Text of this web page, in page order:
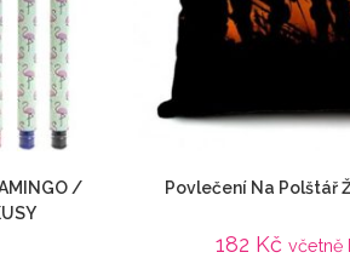
/
Povlečení Na Polštář
182 Kč včetně